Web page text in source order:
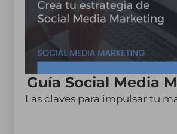
Guía Social Media
Las claves para impulsar tu